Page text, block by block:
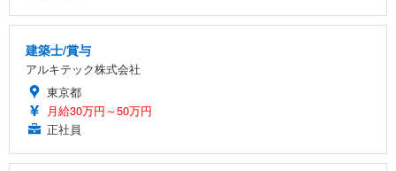
建築士/賞与
アルキテック株式会社
東京都
月給30万円～50万円
正社員